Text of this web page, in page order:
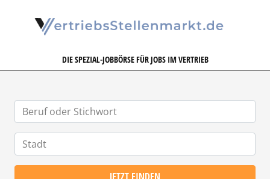
DIE SPEZIAL-JOBBÖRSE FÜR JOBS IM VERTRIEB